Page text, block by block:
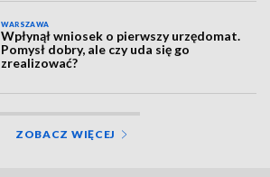
WARSZAWA
Wpłynął wniosek o pierwszy urzędomat.
Pomysł dobry, ale czy uda się go
zrealizować?
ZOBACZ WIĘCEJ